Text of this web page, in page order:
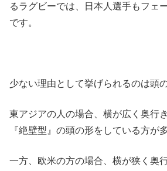
るラグビーでは、日本人選手もフェ
です。
少ない理由として挙げられるのは頭の
東アジアの人の場合、横が広く奥行
『絶壁型』の頭の形をしている方が
一方、欧米の方の場合、横が狭く奥